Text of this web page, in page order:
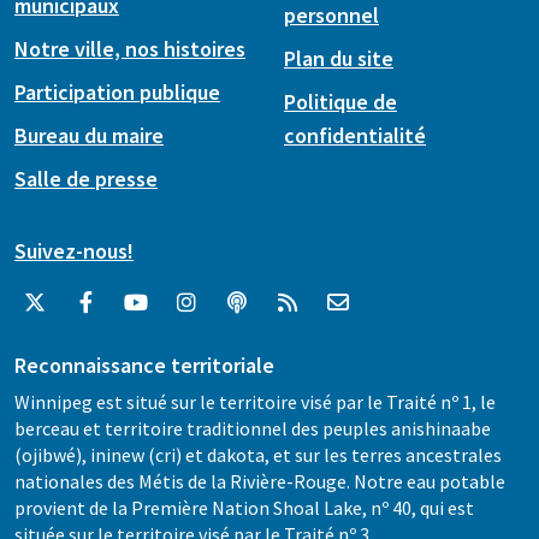
municipaux
Notre ville, nos histoires
Participation publique
Bureau du maire
Salle de presse
personnel
Plan du site
Politique de
confidentialité
Suivez-nous!
Reconnaissance territoriale
Winnipeg est situé sur le territoire visé par le Traité nº 1, le
berceau et territoire traditionnel des peuples anishinaabe
(ojibwé), ininew (cri) et dakota, et sur les terres ancestrales
nationales des Métis de la Rivière-Rouge. Notre eau potable
provient de la Première Nation Shoal Lake, nº 40, qui est